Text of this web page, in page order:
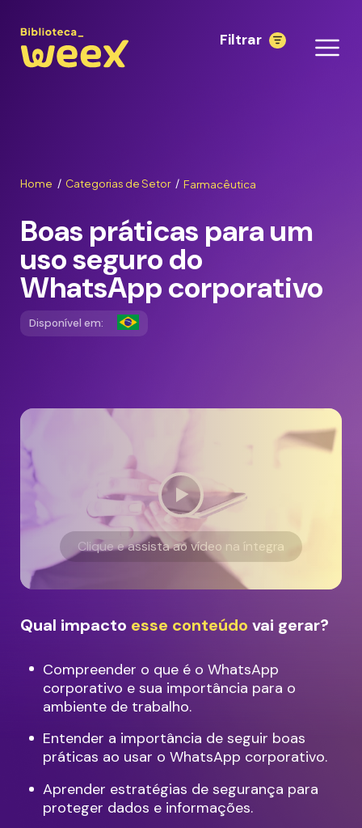
Filtrar
Home / Categorias de Setor / Farmacêutica
Boas práticas para um
uso seguro do
WhatsApp corporativo
Disponível em:
Clique e assista ao vídeo na íntegra
Qual impacto esse conteúdo vai gerar?
Compreender o que é o WhatsApp
corporativo e sua importância para o
ambiente de trabalho.
Entender a importância de seguir boas
práticas ao usar o WhatsApp corporativo.
Aprender estratégias de segurança para
proteger dados e informações.